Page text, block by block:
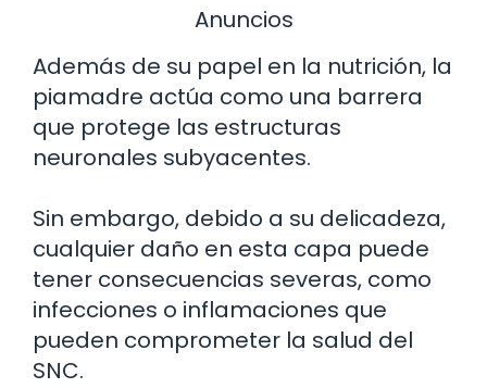
Anuncios
Además de su papel en la nutrición, la
piamadre actúa como una barrera
que protege las estructuras
neuronales subyacentes.
Sin embargo, debido a su delicadeza,
cualquier daño en esta capa puede
tener consecuencias severas, como
infecciones o inflamaciones que
pueden comprometer la salud del
SNC.